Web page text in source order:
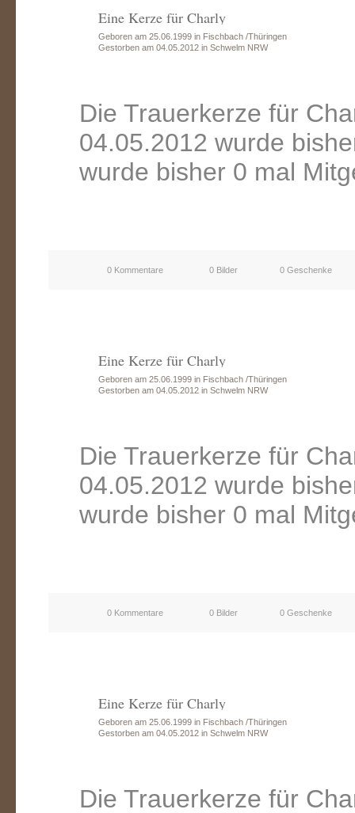
Eine Kerze für Charly
Geboren am 25.06.1999 in Fischbach /Thüringen
Gestorben am 04.05.2012 in Schwelm NRW
Die Trauerkerze für
04.05.2012 wurde
wurde bisher 0 mal
0 Kommentare 0 Bilder 0 Geschenke
Eine Kerze für Charly
Geboren am 25.06.1999 in Fischbach /Thüringen
Gestorben am 04.05.2012 in Schwelm NRW
Die Trauerkerze für
04.05.2012 wurde
wurde bisher 0 mal
0 Kommentare 0 Bilder 0 Geschenke
Eine Kerze für Charly
Geboren am 25.06.1999 in Fischbach /Thüringen
Gestorben am 04.05.2012 in Schwelm NRW
Die Trauerkerze für